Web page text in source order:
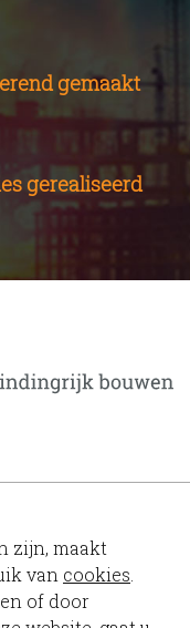
gemaakt
gerealiseerd
zijn, maakt
van cookies
of door